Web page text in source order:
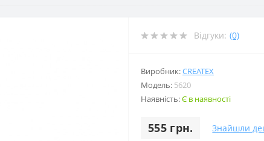
Відгуки: (0)
Виробник:CREATEX
Модель: 5620
Наявність:Є в наявності
555 грн. Знайшли